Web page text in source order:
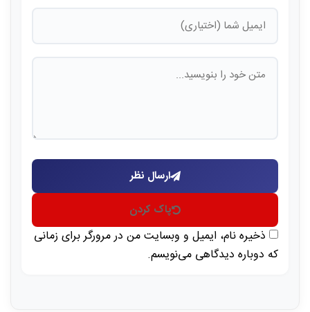
ارسال نظر
پاک کردن
ذخیره نام، ایمیل و وبسایت من در مرورگر برای زمانی
که دوباره دیدگاهی می‌نویسم.